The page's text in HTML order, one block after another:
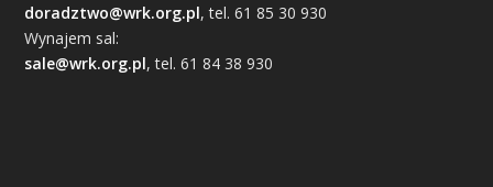
doradztwo@wrk.org.pl, tel. 61 85 30 930
Wynajem sal:
sale@wrk.org.pl, tel. 61 84 38 930